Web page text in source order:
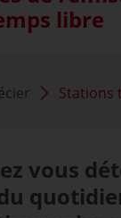
libre
Stations
vous